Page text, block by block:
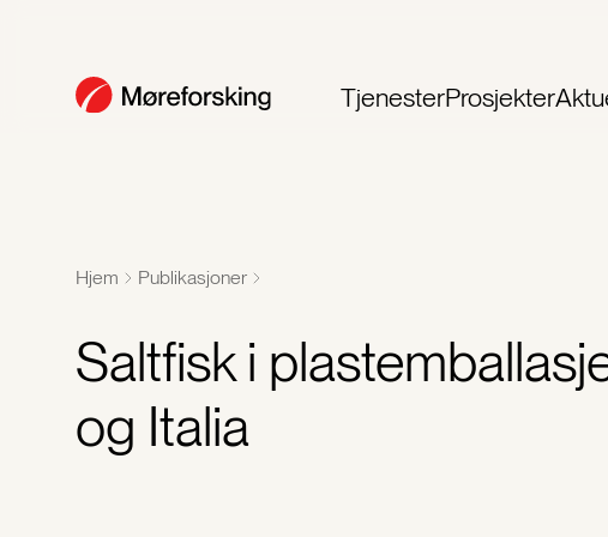
TjenesterProsjekter
Hjem Publikasjoner
Saltfisk i
og Italia